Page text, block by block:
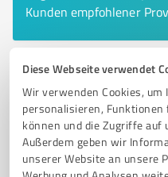
Diese Webseite verwendet
Wir verwenden Cookies, um
personalisieren,
können und die Zugriffe auf
Außerdem geben wir
unserer Website an unsere
Kunden empfohlener
Ruhrakademie
Kunstschule
in Design und Medien